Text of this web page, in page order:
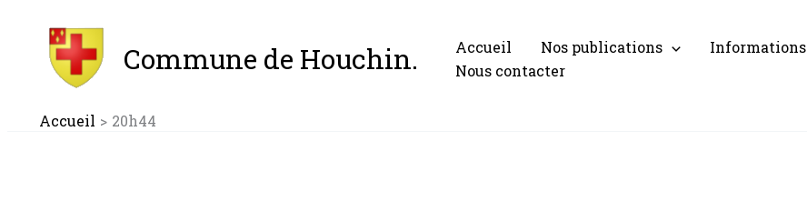
contenu
Commune de Houchin. Accueil Nos publications Informations
Nous contacter
Accueil 20h44